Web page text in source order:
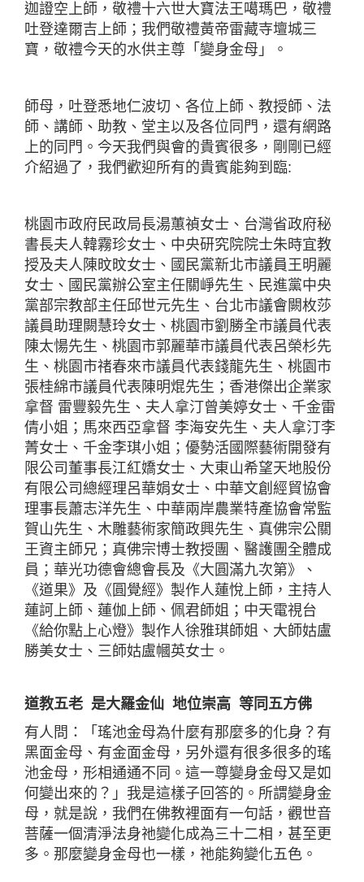
迦證空上師，敬禮十六世大寶法王噶瑪巴，敬禮
吐登達爾吉上師；我們敬禮黃帝雷藏寺壇城三
寶，敬禮今天的水供主尊「變身金母」。
師母，吐登悉地仁波切、各位上師、教授師、法
師、講師、助教、堂主以及各位同門，還有網路
上的同門。今天我們與會的貴賓很多，剛剛已經
介紹過了，我們歡迎所有的貴賓能夠到臨:
桃園市政府民政局長湯蕙禎女士、台灣省政府秘
書長夫人韓霧珍女士、中央研究院院士朱時宜教
授及夫人陳旼旼女士、國民黨新北市議員王明麗
女士、國民黨辦公室主任關崢先生、民進黨中央
黨部宗教部主任邱世元先生、台北市議會闕枚莎
議員助理闕慧玲女士、桃園市劉勝全市議員代表
陳太愓先生、桃園市郭麗華市議員代表呂榮杉先
生、桃園市禇春來市議員代表錢龍先生、桃園市
張桂綿市議員代表陳明焜先生；香港傑出企業家
拿督 雷豐毅先生、夫人拿汀曾美婷女士、千金雷
倩小姐；馬來西亞拿督 李海安先生、夫人拿汀李
菁女士、千金李琪小姐；優勢活國際藝術開發有
限公司董事長江紅嬌女士、大東山希望天地股份
有限公司總經理呂華娟女士、中華文創經貿協會
理事長蕭志洋先生、中華兩岸農業特產協會常監
賀山先生、木雕藝術家簡政興先生、真佛宗公關
王資主師兄；真佛宗博士教授團、醫護團全體成
員；華光功德會總會長及《大圓滿九次第》、
《道果》及《圓覺經》製作人蓮悅上師，主持人
蓮訶上師、蓮伽上師、佩君師姐；中天電視台
《給你點上心燈》製作人徐雅琪師姐、大師姑盧
勝美女士、三師姑盧幗英女士。
道教五老 是大羅金仙 地位崇高 等同五方佛
有人問：「瑤池金母為什麼有那麼多的化身？有
黑面金母、有金面金母，另外還有很多很多的瑤
池金母，形相通通不同。這一尊變身金母又是如
何變出來的？」我是這樣子回答的。所謂變身金
母，就是說，我們在佛教裡面有一句話，觀世音
菩薩一個清淨法身祂變化成為三十二相，甚至更
多。那麼變身金母也一樣，祂能夠變化五色。